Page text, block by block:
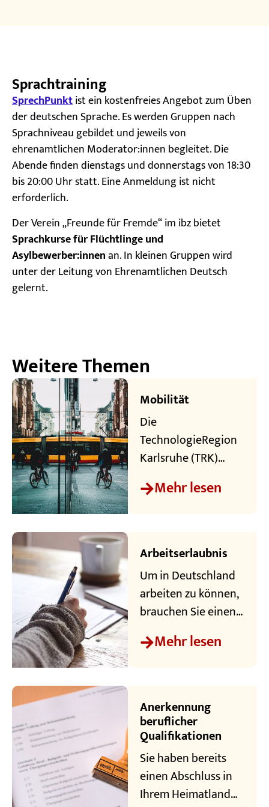
Sprachtraining
SprechPunktist ein kostenfreies Angebot zum Üben
der deutschen Sprache. Es werden Gruppen nach
Sprachniveau gebildet und jeweils von
ehrenamtlichen Moderator:innen begleitet. Die
Abende finden dienstags und donnerstags von 18:30
bis 20:00 Uhr statt. Eine Anmeldung ist nicht
erforderlich.
Der Verein „Freunde für Fremde“ im ibz bietet
Sprachkurse für Flüchtlinge und
Asylbewerber:innenan. In kleinen Gruppen wird
unter der Leitung von Ehrenamtlichen Deutsch
gelernt.
Weitere Themen
Mobilität
Die
TechnologieRegion
Karlsruhe (TRK)
profitiert von ihrer
zentralen Lage in
Verkehrsanbindunge
n. Auf Straßen,
Schienen, zu Wasser
und in der Luft
führen die Wege in
alle Richtungen und
Mehr lesen
Arbeitserlaubnis
Um in Deutschland
arbeiten zu können,
brauchen Sie einen
sogenannten
Aufenthaltstitel zur
jedoch von einer
Arbeitserlaubnis.
Wir klären Sie auf,
wie Sie Ihre
Arbeitserlaubnis
bekommen.
Mehr lesen
Anerkennung
beruflicher
Qualifikationen
Sie haben bereits
einen Abschluss in
Ihrem Heimatland